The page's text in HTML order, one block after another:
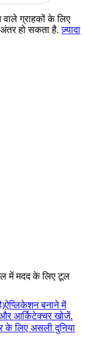
ग्राहकों के लिए
अंतर हो सकता है.ज़्यादा
में मदद के लिए टूल
ऐप्लिकेशन बनाने में
आर्किटेक्चर खोजें.
के लिए असली दुनिया